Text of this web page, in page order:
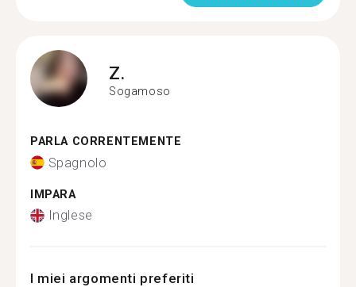
Z.
Sogamoso
PARLA CORRENTEMENTE
Spagnolo
IMPARA
Inglese
I miei argomenti preferiti